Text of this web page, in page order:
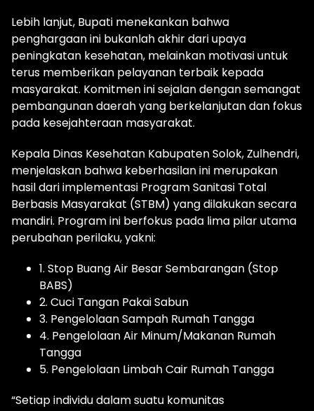
Lebih lanjut, Bupati menekankan bahwa
penghargaan ini bukanlah akhir dari upaya
peningkatan kesehatan, melainkan motivasi untuk
terus memberikan pelayanan terbaik kepada
masyarakat. Komitmen ini sejalan dengan semangat
pembangunan daerah yang berkelanjutan dan fokus
pada kesejahteraan masyarakat.
Kepala Dinas Kesehatan Kabupaten Solok, Zulhendri,
menjelaskan bahwa keberhasilan ini merupakan
hasil dari implementasi Program Sanitasi Total
Berbasis Masyarakat (STBM) yang dilakukan secara
mandiri. Program ini berfokus pada lima pilar utama
perubahan perilaku, yakni:
1. Stop Buang Air Besar Sembarangan (Stop
BABS)
2. Cuci Tangan Pakai Sabun
3. Pengelolaan Sampah Rumah Tangga
4. Pengelolaan Air Minum/Makanan Rumah
Tangga
5. Pengelolaan Limbah Cair Rumah Tangga
“Setiap individu dalam suatu komunitas